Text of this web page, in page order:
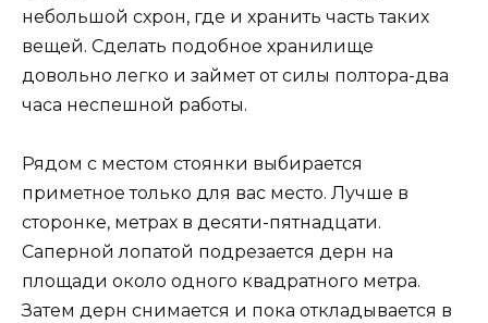
небольшой схрон, где и хранить часть таких
вещей. Сделать подобное хранилище
довольно легко и займет от силы полтора-два
часа неспешной работы.
Рядом с местом стоянки выбирается
приметное только для вас место. Лучше в
сторонке, метрах в десяти-пятнадцати.
Саперной лопатой подрезается дерн на
площади около одного квадратного метра.
Затем дерн снимается и пока откладывается в